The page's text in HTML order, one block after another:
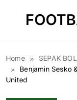
Home
SEPAK
Benjamin Sesko
United